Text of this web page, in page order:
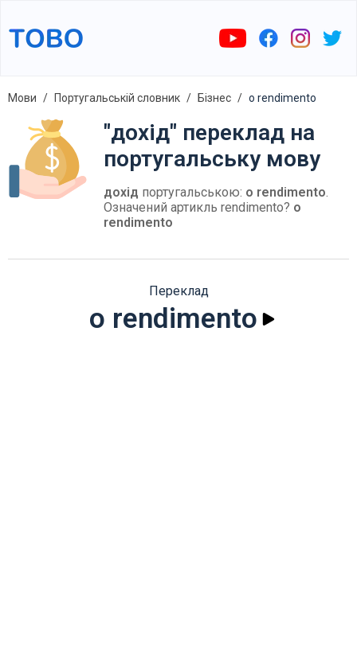
Мови Португальській словник Бізнес o rendimento
"дохід" переклад на
португальську мову
дохід португальською: o rendimento.
Означений артикль rendimento? o
rendimento
Переклад
o rendimento